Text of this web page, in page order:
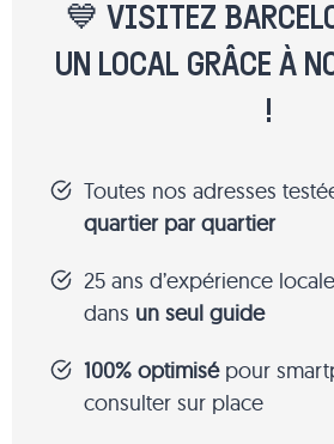
💙 VISITEZ
UN LOCAL GRÂCE À
!
Toutes nos adresses
quartier par quartier
25 ans d’expérience
dans un seul guide
100% optimisépour
consulter sur place